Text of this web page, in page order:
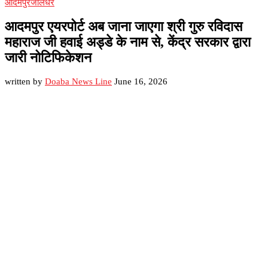
आदमपुरजालंधर
आदमपुर एयरपोर्ट अब जाना जाएगा श्री गुरु रविदास
महाराज जी हवाई अड्डे के नाम से, केंद्र सरकार द्वारा
जारी नोटिफिकेशन
written by Doaba News Line June 16, 2026